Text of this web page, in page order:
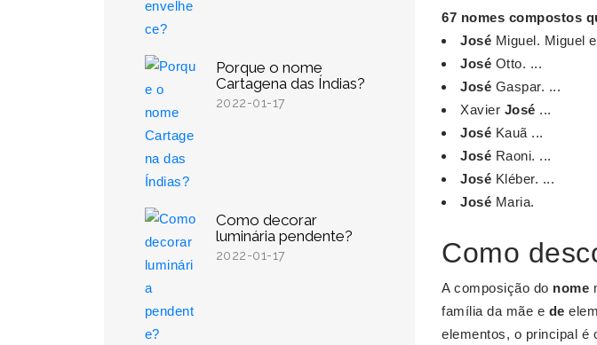
Porque o nome
Cartagena das Índias?
2022-01-17
Como decorar
luminária pendente?
2022-01-17
67 nomes compostos
José Miguel. Miguel e
José Otto. ...
José Gaspar. ...
Xavier José ...
José Kauã ...
José Raoni. ...
José Kléber. ...
José Maria.
Como
A composição do nome
família da mãe e de
elementos, o principal é